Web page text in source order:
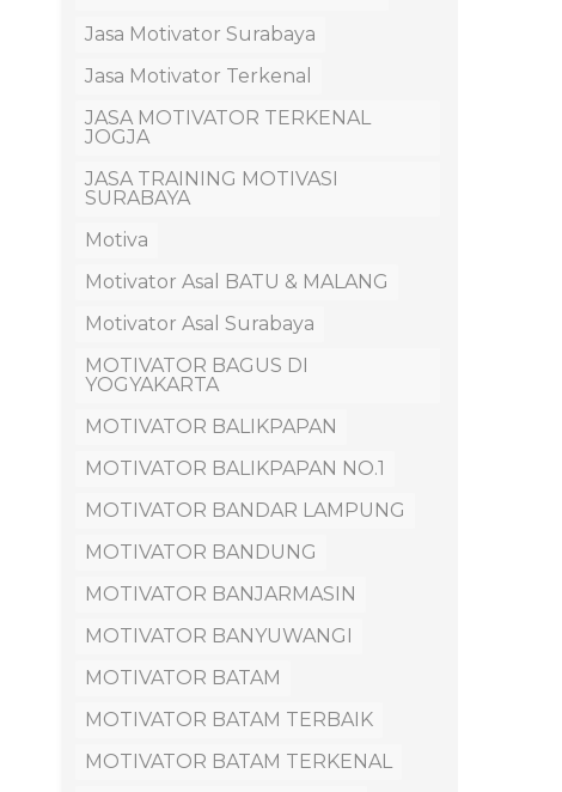
Jasa Motivator Surabaya
Jasa Motivator Terkenal
JASA MOTIVATOR TERKENAL
JOGJA
JASA TRAINING MOTIVASI
SURABAYA
Motiva
Motivator Asal BATU & MALANG
Motivator Asal Surabaya
MOTIVATOR BAGUS DI
YOGYAKARTA
MOTIVATOR BALIKPAPAN
MOTIVATOR BALIKPAPAN NO.1
MOTIVATOR BANDAR LAMPUNG
MOTIVATOR BANDUNG
MOTIVATOR BANJARMASIN
MOTIVATOR BANYUWANGI
MOTIVATOR BATAM
MOTIVATOR BATAM TERBAIK
MOTIVATOR BATAM TERKENAL